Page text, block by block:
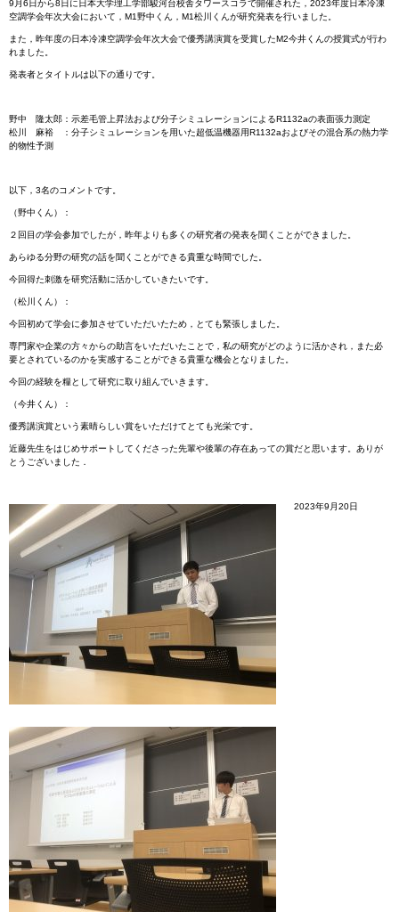
9月6日から8日に日本大学理工学部駿河台校舎タワースコラで開催された，2023年度日本冷凍
空調学会年次大会において，M1野中くん，M1松川くんが研究発表を行いました。
また，昨年度の日本冷凍空調学会年次大会で優秀講演賞を受賞したM2今井くんの授賞式が行わ
れました。
発表者とタイトルは以下の通りです。
野中 隆太郎：示差毛管上昇法および分子シミュレーションによるR1132aの表面張力測定
松川 麻裕 ：分子シミュレーションを用いた超低温機器用R1132aおよびその混合系の熱力学
的物性予測
以下，3名のコメントです。
（野中くん）：
２回目の学会参加でしたが，昨年よりも多くの研究者の発表を聞くことができました。
あらゆる分野の研究の話を聞くことができる貴重な時間でした。
今回得た刺激を研究活動に活かしていきたいです。
（松川くん）：
今回初めて学会に参加させていただいたため，とても緊張しました。
専門家や企業の方々からの助言をいただいたことで，私の研究がどのように活かされ，また必
要とされているのかを実感することができる貴重な機会となりました。
今回の経験を糧として研究に取り組んでいきます。
（今井くん）：
優秀講演賞という素晴らしい賞をいただけてとても光栄です。
近藤先生をはじめサポートしてくださった先輩や後輩の存在あっての賞だと思います。ありが
とうございました．
2023年9月20日